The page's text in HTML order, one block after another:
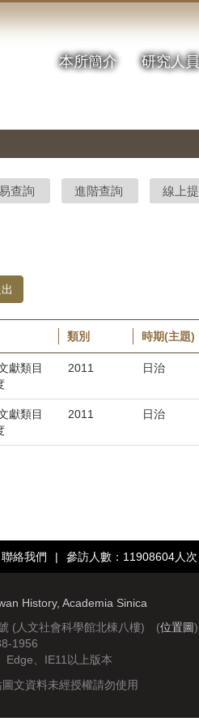
本所簡介 研究人員
查詢 進階查詢 線上
類別 時期(主題)
獻類目
2011 日治
獻類目
2011 日治
聯絡我們 | 參訪人數：11908604人次
History, Academia Sinica
(人文社會科學館北棟八樓) (位置圖)
1956
、IE11以上版本
文資料未經授權請勿使用